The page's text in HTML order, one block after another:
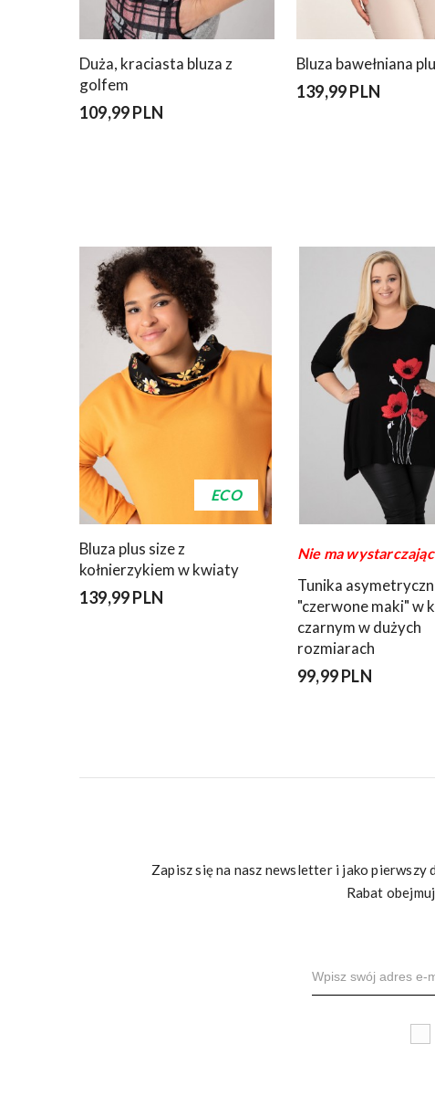
Duża, kraciasta bluza z
golfem
109,99 PLN
Bluza bawełniana
139,99 PLN
ECO
Bluza plus size z
kołnierzykiem w kwiaty
139,99 PLN
Nie ma
Tunika
"czerwone maki" w
czarnym w dużych
rozmiarach
99,99 PLN
Zapisz się na nasz newsletter i jako
Rabat